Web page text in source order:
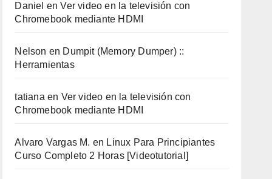
Daniel enVer video en la televisión con
Chromebook mediante HDMI
Nelson en Dumpit (Memory Dumper) ::
Herramientas
tatiana en Ver video en la televisión con
Chromebook mediante HDMI
Alvaro Vargas M. en Linux Para Principiantes
Curso Completo 2 Horas [Videotutorial]